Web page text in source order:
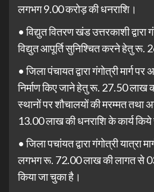
लगभग 9.00 करोड़ की धनराशि।
• विद्युत वितरण खंड उत्तरकाशी द्वारा
विद्युत आपूर्ति सुनिश्चित करने हेतु रू.
• जिला पंचायत द्वारा गंगोत्री मार्ग
निर्माण किए जाने हेतु रू. 27.50 लाख
स्थानों पर शौचालयों की मरम्मत तथा
13.00 लाख की धनराशि के कार्य किये
• जिला पचांयत द्वारा गंगोत्री यात्रा
लगभग रू. 72.00 लाख की लागत से 03
किया जा चुका है।